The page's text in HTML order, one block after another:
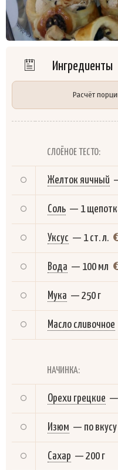
Ингредиенты
Расчёт
СЛОЁНОЕ ТЕСТО:
Желток яичный
Соль — 1
Уксус — 1 ст. л.
Вода — 100 мл
Мука — 250 г
Масло сливочное
НАЧИНКА:
Орехи грецкие —
Изюм — по вкусу
Сахар — 200 г